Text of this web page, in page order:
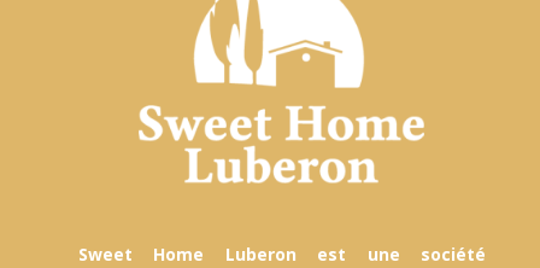
Sweet Home Luberon est une société